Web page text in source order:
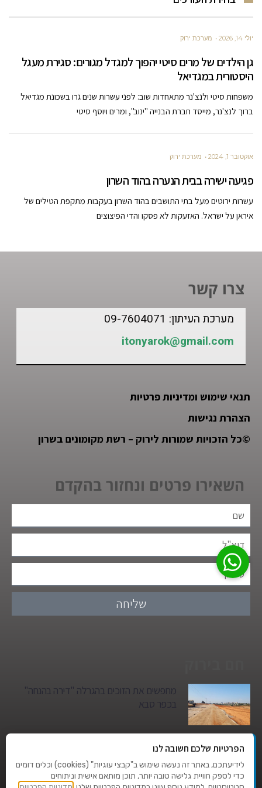
יולי 14, 2026 מערכת ירוק
גן הילדים של מרים סיטי יהפוך למגדל מגורים: סגירת מעגל
היסטורית במגדיאל
משפחות סיטי ולנצ'נר מתאחדות שוב: לפני עשרות שנים גרו בשכונת מגדיאל
ברוך לנצ'נר, מייסד חברת הבנייה "ינוב", ומרים ויוסף סיטי
אוקטובר 1, 2024 מערכת ירוק
פגיעה ישירה בבית הנערה בהוד השרון
עשרות ירוטים מעל בתי התושבים בהוד השרון בעקבות מתקפת הטילים של
איראן על ישראל. האזעקות לא פסקו והדי הפיצוצים
צרו קשר
מערכת העיתון: 09-7604071
itonyarok@gmail.com
תנאי שימוש ומדיניות פרטיות
הצהרת נגישות
©כל הזכויות שמורות לירוק – רשת מקומונים בשרון
השאירו פרטים ונחזור בהקדם
שליחה
מחפשים את הזוכים בהגרלה "דירה בהנחה"
בכפר סבא
גן הילדים של מרים סיטי יהפוך למגדל מגורים:
סגירת מעגל היסטורית במגדיאלהפרטיות שלכם חשובה לנו
לידיעתכם, באתר זה נעשה שימוש ב"קבצי עוגיות" (cookies) וכלים דומים
כדי לספק חוויית גלישה טובה יותר, תוכן מותאם אישית וניתוחים